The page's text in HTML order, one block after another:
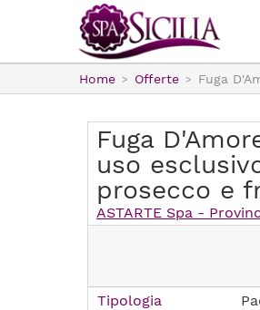
Home Offerte Fuga
Fuga
uso
prosecco e
ASTARTE Spa -
Tipologia